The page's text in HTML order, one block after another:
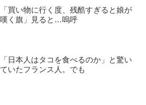
「買い物に行く度、残酷すぎると娘が
嘆く旗」見ると…嗚呼
「日本人はタコを食べるのか」と驚い
ていたフランス人。でも